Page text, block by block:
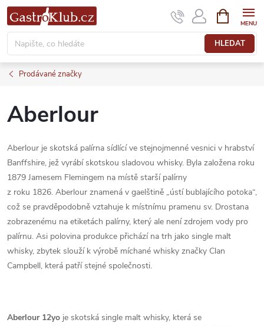
Přejít
na
obsah
HLEDAT
NÁKUPNÍ
KOŠÍK
Prodávané značky
Aberlour
Aberlour je skotská palírna sídlící ve stejnojmenné vesnici v hrabství
Banffshire, jež vyrábí skotskou sladovou whisky. Byla založena roku
1879 Jamesem Flemingem na místě starší palírny
z roku 1826. Aberlour znamená v gaelštině „ústí bublajícího potoka“,
což se pravděpodobně vztahuje k míst­nímu pramenu sv. Drostana
zobrazenému na etiketách palírny, který ale není zdrojem vody pro
palírnu. Asi polovina produkce přichází na trh jako single malt
whisky, zbytek slouží k výrobě míchané whisky značky Clan
Campbell, která patří stejné společnosti.
Aberlour 12yo je skotská single malt whisky, která se